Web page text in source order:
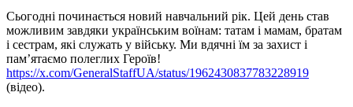
Сьогодні починається новий навчальний рік. Цей день став
можливим завдяки українським воїнам: татам і мамам, братам
і сестрам, які служать у війську. Ми вдячні їм за захист і
пам’ятаємо полеглих Героїв!
https://x.com/GeneralStaffUA/status/1962430837783228919
(відео).